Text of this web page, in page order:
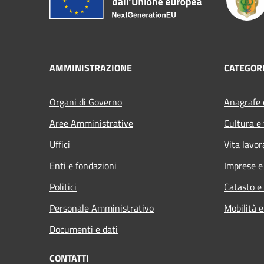
AMMINISTRAZIONE
Organi di Governo
Aree Amministrative
Uffici
Enti e fondazioni
Politici
Personale Amministrativo
Documenti e dati
Cultura
Vita
Imprese
Catasto
Mobilità
CONTATTI